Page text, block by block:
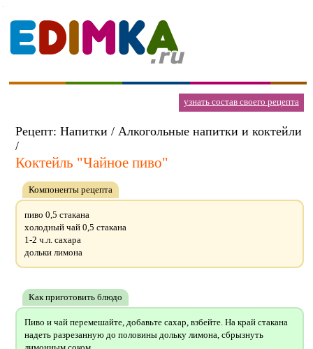
узнать состав своего рецепта
Рецепт: Напитки / Алкогольные напитки и коктейли
/
Коктейль "Чайное пиво"
Компоненты рецепта
пиво 0,5 стакана
холодный чай 0,5 стакана
1-2 ч.л. сахара
дольки лимона
Как приготовить блюдо
Пиво и чай перемешайте, добавьте сахар, взбейте. На край стакана
надеть разрезанную до половины дольку лимона, сбрызнуть